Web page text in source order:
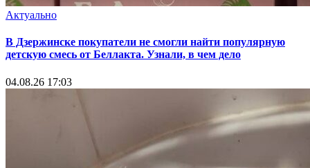
Актуально
В Дзержинске покупатели не смогли найти популярную
детскую смесь от Беллакта. Узнали, в чем дело
04.08.26 17:03